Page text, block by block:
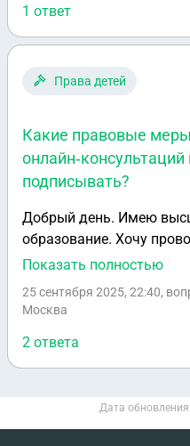
1 ответ
Права детей
Какие правовые
подписывать?
Добрый день. Имею
образование. Хочу
и вести свою страницу в
принять. Какие
Показать полностью
25 сентября 2025, 22:40,
Москва
2 ответа
Дата